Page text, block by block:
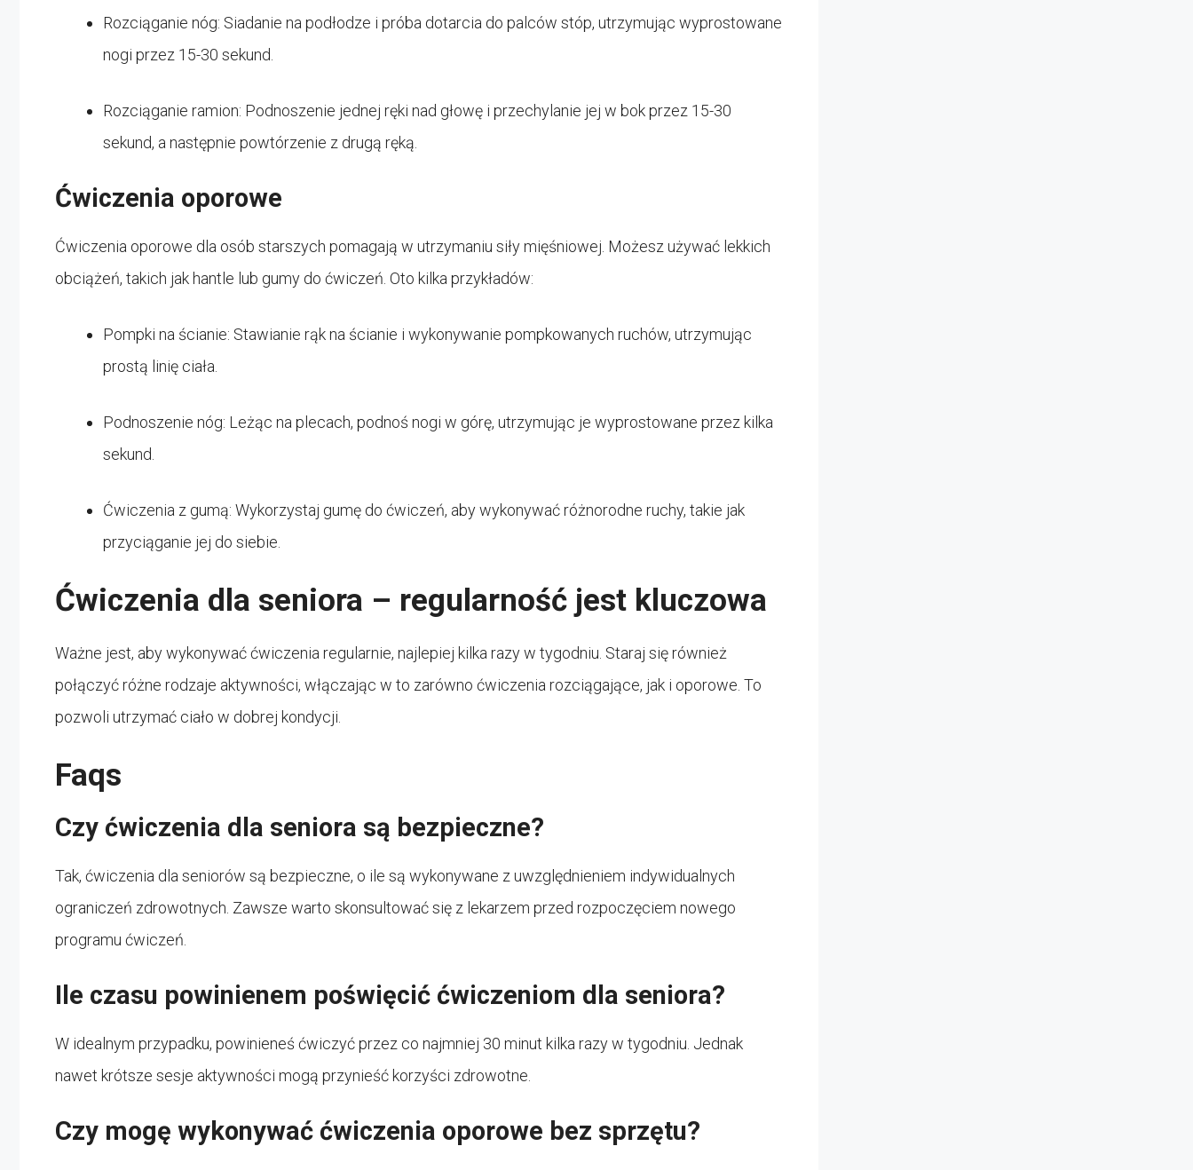
Rozciąganie nóg: Siadanie na podłodze i próba dotarcia do palców stóp, utrzymując wyprostowane
nogi przez 15-30 sekund.
Rozciąganie ramion: Podnoszenie jednej ręki nad głowę i przechylanie jej w bok przez 15-30
sekund, a następnie powtórzenie z drugą ręką.
Ćwiczenia oporowe
Ćwiczenia oporowe dla osób starszych pomagają w utrzymaniu siły mięśniowej. Możesz używać lekkich
obciążeń, takich jak hantle lub gumy do ćwiczeń. Oto kilka przykładów:
Pompki na ścianie: Stawianie rąk na ścianie i wykonywanie pompkowanych ruchów, utrzymując
prostą linię ciała.
Podnoszenie nóg: Leżąc na plecach, podnoś nogi w górę, utrzymując je wyprostowane przez kilka
sekund.
Ćwiczenia z gumą: Wykorzystaj gumę do ćwiczeń, aby wykonywać różnorodne ruchy, takie jak
przyciąganie jej do siebie.
Ćwiczenia dla seniora – regularność jest kluczowa
Ważne jest, aby wykonywać ćwiczenia regularnie, najlepiej kilka razy w tygodniu. Staraj się również
połączyć różne rodzaje aktywności, włączając w to zarówno ćwiczenia rozciągające, jak i oporowe. To
pozwoli utrzymać ciało w dobrej kondycji.
Faqs
Czy ćwiczenia dla seniora są bezpieczne?
Tak, ćwiczenia dla seniorów są bezpieczne, o ile są wykonywane z uwzględnieniem indywidualnych
ograniczeń zdrowotnych. Zawsze warto skonsultować się z lekarzem przed rozpoczęciem nowego
programu ćwiczeń.
Ile czasu powinienem poświęcić ćwiczeniom dla seniora?
W idealnym przypadku, powinieneś ćwiczyć przez co najmniej 30 minut kilka razy w tygodniu. Jednak
nawet krótsze sesje aktywności mogą przynieść korzyści zdrowotne.
Czy mogę wykonywać ćwiczenia oporowe bez sprzętu?